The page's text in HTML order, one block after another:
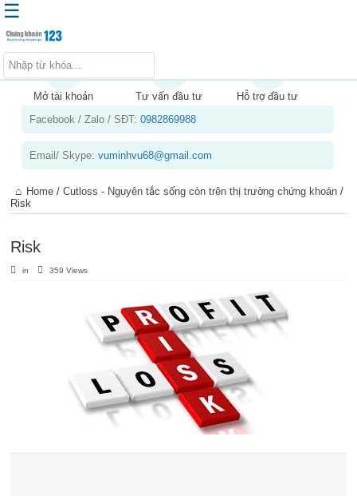
Trang chủ
Kiến thức chứng khoán
Kinh nghiệm đầu tư
Sản phẩm – dịch vụ
Chứng khoán phái sinh
☰
Mở tài khoản Tư vấn đầu tư
Hỗ trợ đầu tư
Facebook / Zalo / SĐT:0982869988
Email/ Skype:vuminhvu68@gmail.com
Home /Cutloss - Nguyên tắc sống còn trên thị trường chứng khoán /
Risk
Risk
in 359 Views